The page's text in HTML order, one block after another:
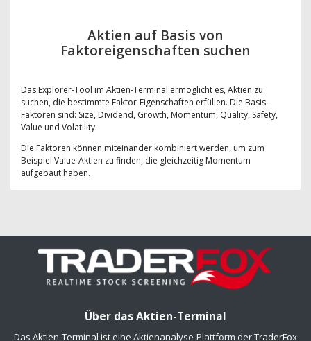
Aktien auf Basis von
Faktoreigenschaften suchen
Das Explorer-Tool im Aktien-Terminal ermöglicht es, Aktien zu
suchen, die bestimmte Faktor-Eigenschaften erfüllen. Die Basis-
Faktoren sind: Size, Dividend, Growth, Momentum, Quality, Safety,
Value und Volatility.
Die Faktoren können miteinander kombiniert werden, um zum
Beispiel Value-Aktien zu finden, die gleichzeitig Momentum
aufgebaut haben.
Über das Aktien-Terminal
Das Aktien-Terminal ist eine Aktienanalyse-Plattform der TraderFox